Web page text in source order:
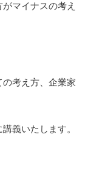
マイナスの考え
考え方、企業家
義いたします。